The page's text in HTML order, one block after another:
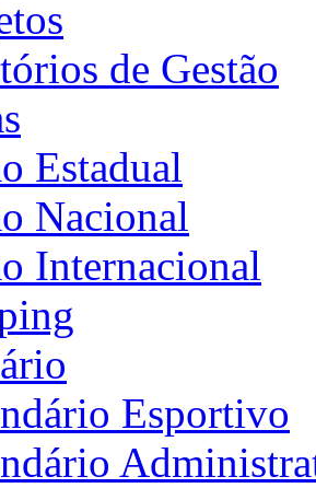
de Gestão
Estadual
Nacional
Internacional
Esportivo